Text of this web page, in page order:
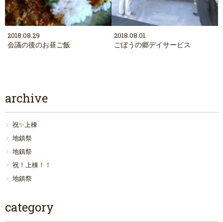
2018.08.29
会議の後のお昼ご飯
2018.08.01
ごぼうの郷デイサービス
archive
祝✨上棟
地鎮祭
地鎮祭
祝！上棟！！
地鎮祭
category